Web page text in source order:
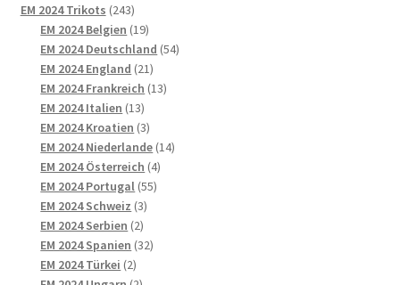
EM 2024 Trikots 243243
Produkte
EM 2024 Belgien 1919
Produkte
EM 2024 Deutschland 5454
EM 2024 England 2121
Produkte
EM 2024 Frankreich 1313
EM 2024 Italien 1313
Produkte
EM 2024 Kroatien 33
Produkte
EM 2024 Niederlande 1414
EM 2024 Österreich 44
EM 2024 Portugal 5555
EM 2024 Schweiz 33
EM 2024 Serbien 22
Produkte
EM 2024 Spanien 3232
EM 2024 Türkei 22